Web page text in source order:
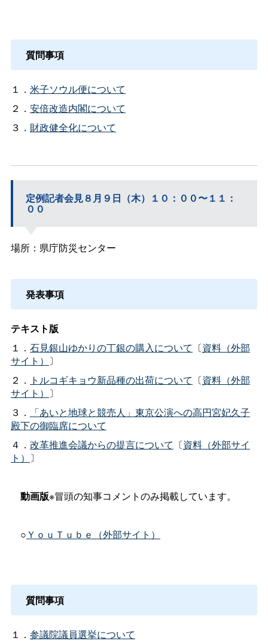
質問事項
１． 米子ソウル便について
２． 安倍改造内閣について
３． 財政健全化について
定例記者会見８月９日（木）１０：００〜１１：
００
場所：県庁防災センター
発表事項
テキスト版
１． 石見銀山ゆかりの丁銀の購入について 〔資料（外部
サイト） 〕
２． トルコギキョウ新品種の出荷について 〔資料（外部
サイト） 〕
３．
「あいと地球と競売人」東京公演への高円宮妃久子
殿下の御臨席について
４． 改革推進会議からの提言について 〔資料（外部サイ
ト） 〕
動画版※冒頭の知事コメントのみ掲載しています。
○ＹｏｕＴｕｂｅ（外部サイト）
質問事項
１． 参議院議員選挙について